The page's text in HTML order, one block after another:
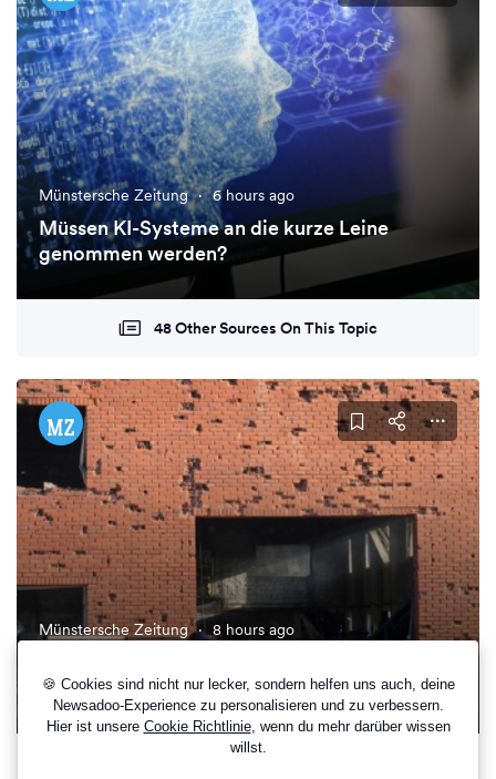
🍪 Cookies sind nicht nur lecker, sondern helfen uns auch, deine
Newsadoo-Experience zu personalisieren und zu verbessern.
Hier ist unsere Cookie Richtlinie, wenn du mehr darüber wissen
willst.
Münstersche Zeitung · 6 hours ago
Müssen KI-Systeme an die kurze Leine
genommen werden?
48 Other Sources On This Topic
Münstersche Zeitung · 8 hours ago
Vorort von Kiew